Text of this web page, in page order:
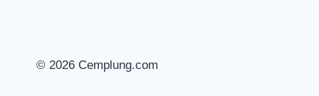
© 2026 Cemplung.com